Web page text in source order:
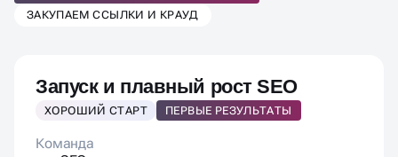
ЗАКУПАЕМ ССЫЛКИ И КРАУД
Запуск и плавный рост SEO
ХОРОШИЙ СТАРТ ПЕРВЫЕ РЕЗУЛЬТАТЫ
Команда